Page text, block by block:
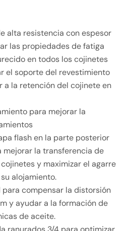
alta resistencia con espesor
las propiedades de fatiga
en todos los cojinetes
el soporte del revestimiento
a la retención del cojinete en
para mejorar la
flash en la parte posterior
mejorar la transferencia de
y maximizar el agarre
alojamiento.
compensar la distorsión
y ayudar a la formación de
de aceite.